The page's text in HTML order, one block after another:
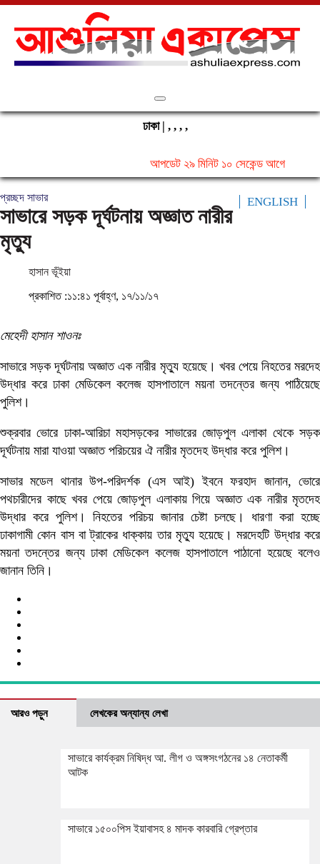
স্থানীয়
সারাদেশ
আন্তর্জাতিক
বিনোদন
প্রযুক্তি
লাইফ স্টাইল
বিশেষ
ঢাকা | , , , ,
আপডেট ২৯ মিনিট ১০ সেকেন্ড আগে
ENGLISH
প্রচ্ছদ সাভার
সাভারে সড়ক দূর্ঘটনায় অজ্ঞাত নারীর
মৃত্যু
হাসান ভূঁইয়া
প্রকাশিত :১১:৪১ পূর্বাহ্ণ, ১৭/১১/১৭
মেহেদী হাসান শাওনঃ
সাভারে সড়ক দূর্ঘটনায় অজ্ঞাত এক নারীর মৃত্যু হয়েছে। খবর পেয়ে নিহতের মরদেহ
উদ্ধার করে ঢাকা মেডিকেল কলেজ হাসপাতালে ময়না তদন্তের জন্য পাঠিয়েছে
পুলিশ।
শুক্রবার ভোরে ঢাকা-আরিচা মহাসড়কের সাভারের জোড়পুল এলাকা থেকে সড়ক
দূর্ঘটনায় মারা যাওয়া অজ্ঞাত পরিচয়ের ঐ নারীর মৃতদেহ উদ্ধার করে পুলিশ।
সাভার মডেল থানার উপ-পরিদর্শক (এস আই) ইবনে ফরহাদ জানান, ভোরে
পথচারীদের কাছে খবর পেয়ে জোড়পুল এলাকায় গিয়ে অজ্ঞাত এক নারীর মৃতদেহ
উদ্ধার করে পুলিশ। নিহতের পরিচয় জানার চেষ্টা চলছে। ধারণা করা হচ্ছে
ঢাকাগামী কোন বাস বা ট্রাকের ধাক্কায় তার মৃত্যু হয়েছে। মরদেহটি উদ্ধার করে
ময়না তদন্তের জন্য ঢাকা মেডিকেল কলেজ হাসপাতালে পাঠানো হয়েছে বলেও
জানান তিনি।
আরও পড়ুন লেখকের অন্যান্য লেখা
সাভারে কার্যক্রম নিষিদ্ধ আ. লীগ ও অঙ্গসংগঠনের ১৪ নেতাকর্মী
আটক
সাভারে ১৫০০পিস ইয়াবাসহ ৪ মাদক কারবারি গ্রেপ্তার